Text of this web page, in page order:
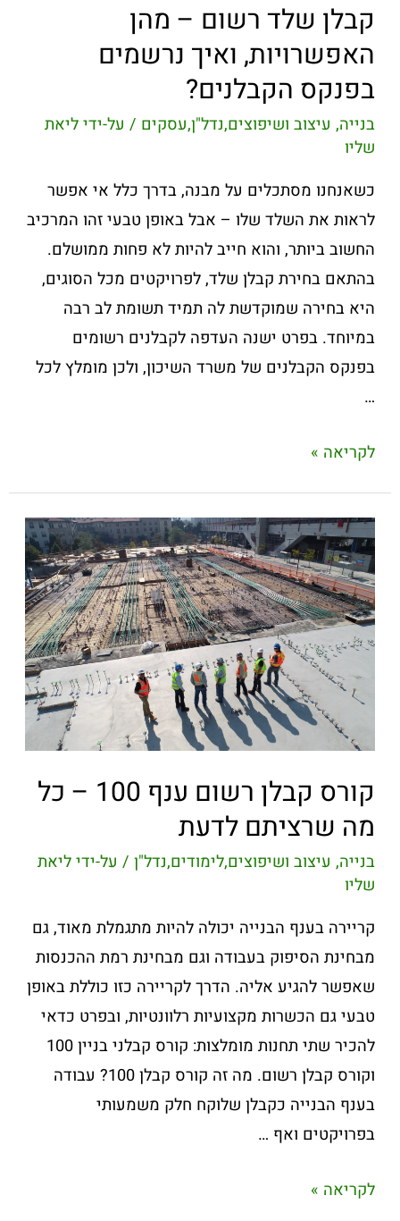
קבלן שלד רשום – מהן
האפשרויות, ואיך נרשמים
בפנקס הקבלנים?
בנייה, עיצוב ושיפוצים,נדל"ן,עסקים / על-ידיליאת
שליו
כשאנחנו מסתכלים על מבנה, בדרך כלל אי אפשר
לראות את השלד שלו – אבל באופן טבעי זהו המרכיב
החשוב ביותר, והוא חייב להיות לא פחות ממושלם.
בהתאם בחירת קבלן שלד, לפרויקטים מכל הסוגים,
היא בחירה שמוקדשת לה תמיד תשומת לב רבה
במיוחד. בפרט ישנה העדפה לקבלנים רשומים
בפנקס הקבלנים של משרד השיכון, ולכן מומלץ לכל
…
לקריאה »
קורס קבלן רשום ענף 100 – כל
מה שרציתם לדעת
בנייה, עיצוב ושיפוצים,לימודים,נדל"ן / על-ידיליאת
שליו
קריירה בענף הבנייה יכולה להיות מתגמלת מאוד, גם
מבחינת הסיפוק בעבודה וגם מבחינת רמת ההכנסות
שאפשר להגיע אליה. הדרך לקריירה כזו כוללת באופן
טבעי גם הכשרות מקצועיות רלוונטיות, ובפרט כדאי
להכיר שתי תחנות מומלצות: קורס קבלני בניין 100
וקורס קבלן רשום. מה זה קורס קבלן 100? עבודה
בענף הבנייה כקבלן שלוקח חלק משמעותי
בפרויקטים ואף …
לקריאה »